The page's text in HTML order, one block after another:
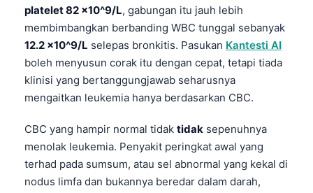
platelet 82 x10^9/L, gabungan itu jauh lebih
membimbangkan berbanding WBC tunggal sebanyak
12.2 x10^9/L selepas bronkitis. Pasukan Kantesti AI
boleh menyusun corak itu dengan cepat, tetapi tiada
klinisi yang bertanggungjawab seharusnya
mengaitkan leukemia hanya berdasarkan CBC.
CBC yang hampir normal tidak tidak sepenuhnya
menolak leukemia. Penyakit peringkat awal yang
terhad pada sumsum, atau sel abnormal yang kekal di
nodus limfa dan bukannya beredar dalam darah,